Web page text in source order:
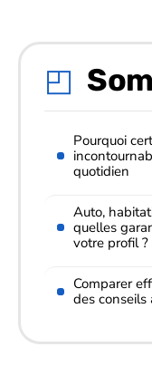
Pourquoi
quotidien
Auto,
quelles
votre profil ?
Comparer
des conseils